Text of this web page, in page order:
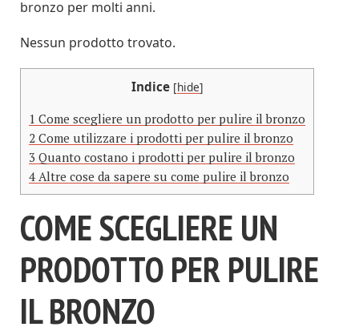
bronzo per molti anni.
Nessun prodotto trovato.
Indice [hide]
1 Come scegliere un prodotto per pulire il bronzo
2 Come utilizzare i prodotti per pulire il bronzo
3 Quanto costano i prodotti per pulire il bronzo
4 Altre cose da sapere su come pulire il bronzo
COME SCEGLIERE UN
PRODOTTO PER PULIRE
IL BRONZO